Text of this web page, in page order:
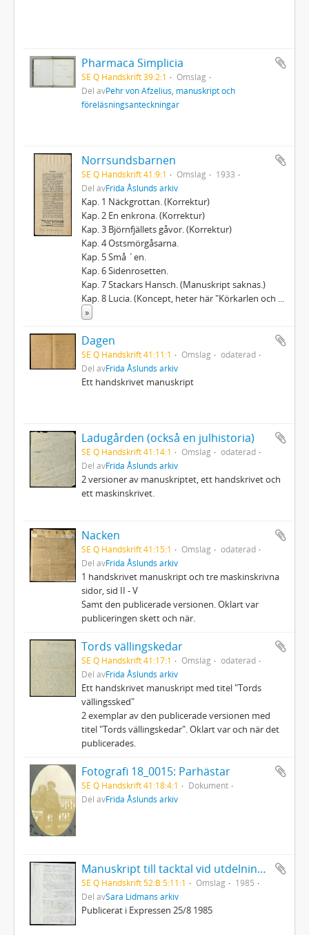
Pharmaca Simplicia
SE Q Handskrift 39:2:1
Omslag
Del avPehr von Afzelius, manuskript och
föreläsningsanteckningar
Norrsundsbarnen
SE Q Handskrift 41:9:1 Omslag
1933
Del avFrida Åslunds arkiv
Kap. 1 Näckgrottan. (Korrektur)
Kap. 2 En enkrona. (Korrektur)
Kap. 3 Björnfjällets gåvor. (Korrektur)
Kap. 4 Ostsmörgåsarna.
Kap. 5 Små ´en.
Kap. 6 Sidenrosetten.
Kap. 7 Stackars Hansch. (Manuskript saknas.)
Kap. 8 Lucia. (Koncept, heter här "Körkarlen och
»
Dagen
SE Q Handskrift 41:11:1 Omslag
odaterad
Del avFrida Åslunds arkiv
Ett handskrivet manuskript
Ladugården (också en julhistoria)
SE Q Handskrift 41:14:1 Omslag
odaterad
Del avFrida Åslunds arkiv
2 versioner av manuskriptet, ett handskrivet och
ett maskinskrivet.
Nacken
SE Q Handskrift 41:15:1 Omslag
odaterad
Del avFrida Åslunds arkiv
1 handskrivet manuskript och tre maskinskrivna
sidor, sid II - V
Samt den publicerade versionen. Oklart var
publiceringen skett och när.
Tords vällingskedar
SE Q Handskrift 41:17:1 Omslag
odaterad
Del avFrida Åslunds arkiv
Ett handskrivet manuskript med titel "Tords
vällingssked"
2 exemplar av den publicerade versionen med
titel "Tords vällingskedar". Oklart var och när det
publicerades.
Fotografi 18_0015: Parhästar
SE Q Handskrift 41:18:4:1
Dokument
Del avFrida Åslunds arkiv
Manuskript till tacktal vid utdelningen av Selma Lagerlöfs litteraturpris
SE Q Handskrift 52:B:5:11:1 Omslag
1985
Del avSara Lidmans arkiv
Publicerat i Expressen 25/8 1985